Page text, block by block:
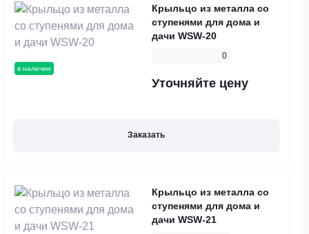
в наличии
Крыльцо из металла со
ступенями для дома и
дачи WSW-20
0
Уточняйте цену
Заказать
Крыльцо из металла со
ступенями для дома и
дачи WSW-21